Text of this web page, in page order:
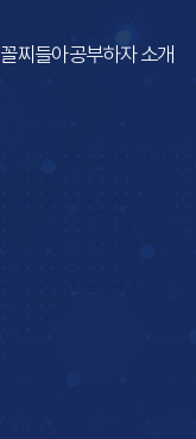
꼴찌들아공부하자 소개